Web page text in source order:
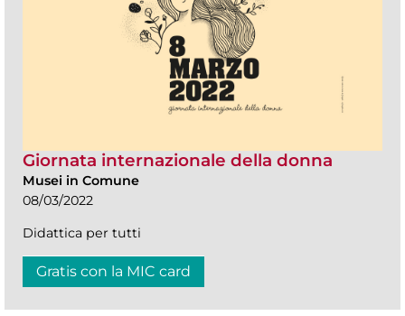
Giornata internazionale della donna
Musei in Comune
08/03/2022
Didattica per tutti
Gratis con la MIC card